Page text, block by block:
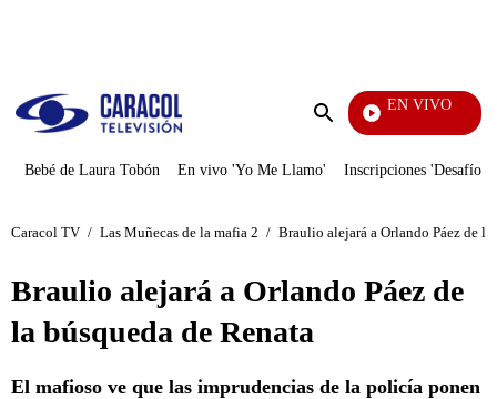
Enviar
EN VIVO
EFÉ
Bebé de Laura Tobón En vivo 'Yo Me Llamo' Inscripciones 'Desafío'
Caracol TV / Las Muñecas de la mafia 2 / Braulio alejará a Orlando Páez de la
Braulio alejará a Orlando Páez de
la búsqueda de Renata
El mafioso ve que las imprudencias de la policía ponen